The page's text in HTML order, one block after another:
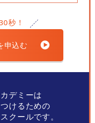
秒！
申込む
デミーは
けるための
クールです。